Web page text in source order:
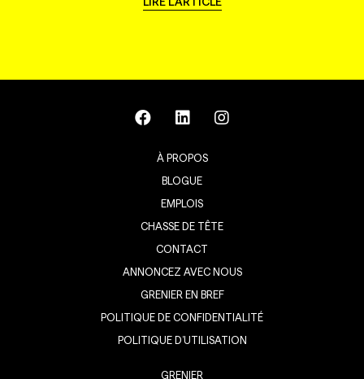
À PROPOS
BLOGUE
EMPLOIS
CHASSE DE TÊTE
CONTACT
ANNONCEZ AVEC NOUS
GRENIER EN BREF
POLITIQUE DE CONFIDENTIALITÉ
POLITIQUE D’UTILISATION
GRENIER